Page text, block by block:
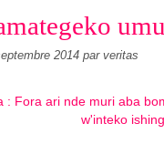
2014 par veritas